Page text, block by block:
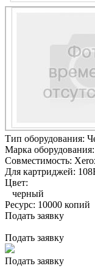
Тип оборудования:
Марка оборудования:
Совместимость:
Для картриджей:
Цвет:
черный
Ресурс: 10000 копий
Подать заявку
Подать заявку
Подать заявку